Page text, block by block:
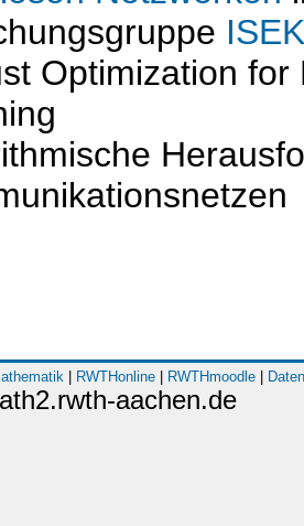
ISEK
Optimization
RWTHonline RWTHmoodle
aachen.de